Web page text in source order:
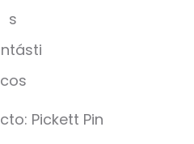
c
k
e
Pickett Pin